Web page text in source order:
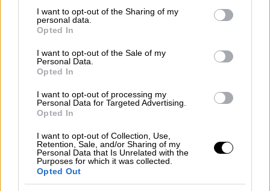
not limited to your visit or usage behaviour. You may click to
grant or deny consent to Google and its third-party tags to
use your data for below specified purposes in below Google
consent section.
I want to opt-out of the Sharing of my
personal data.
Opted In
I want to opt-out of the Sale of my
Personal Data.
Opted In
I want to opt-out of processing my
Personal Data for Targeted Advertising.
Opted In
I want to opt-out of Collection, Use,
Retention, Sale, and/or Sharing of my
Personal Data that Is Unrelated with the
Purposes for which it was collected.
Opted Out
«Υπογραμμίσαμε την ισχυρή σχέση και τη
συνεχιζόμενη συνεργασία μεταξύ του Ισραήλ
και της Κύπρου και τόνισα τη
σημασία του έργου ‘Great Sea Interconnector’
τοΙσραήλ
Σύμφωνα με τον ίδιο, το έργο θα συνδέσει
μέσω της Κύπρου και της Ελλάδας και θα
ενισχύσει την ενεργειακή ασφάλεια στην
περιοχή.